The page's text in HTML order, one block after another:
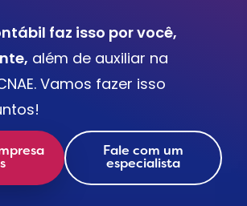
faz isso por você,
além de auxiliar na
Vamos fazer isso
Fale com um
especialista